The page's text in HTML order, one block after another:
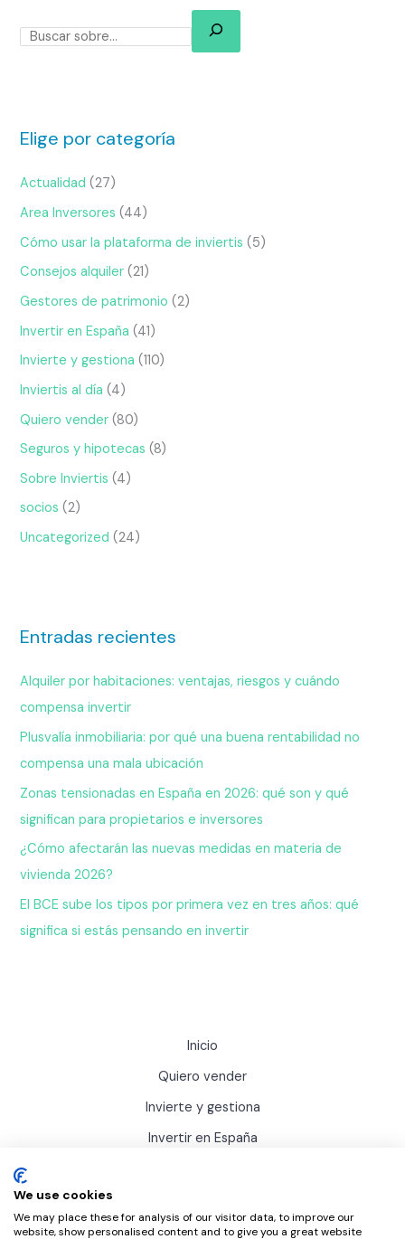
Elige por categoría
Actualidad (27)
Area Inversores (44)
Cómo usar la plataforma de inviertis (5)
Consejos alquiler (21)
Gestores de patrimonio (2)
Invertir en España (41)
Invierte y gestiona (110)
Inviertis al día (4)
Quiero vender (80)
Seguros y hipotecas (8)
Sobre Inviertis (4)
socios (2)
Uncategorized (24)
Entradas recientes
Alquiler por habitaciones: ventajas, riesgos y cuándo
compensa invertir
Plusvalía inmobiliaria: por qué una buena rentabilidad no
compensa una mala ubicación
Zonas tensionadas en España en 2026: qué son y qué
significan para propietarios e inversores
¿Cómo afectarán las nuevas medidas en materia de
vivienda 2026?
El BCE sube los tipos por primera vez en tres años: qué
significa si estás pensando en invertir
Inicio
Quiero vender
Invierte y gestiona
Invertir en España
We use cookies
We may place these for analysis of our visitor data, to improve our
website, show personalised content and to give you a great website